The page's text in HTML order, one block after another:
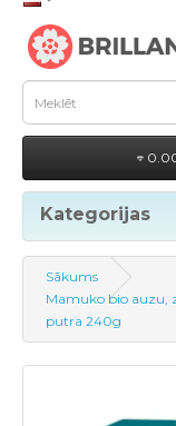
0.00
Kategorijas
Sākums
Mamuko bio auzu,
putra 240g